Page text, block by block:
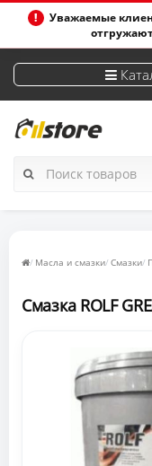
Уважаемые
Масла и смазки Смазки
Смазка ROLF